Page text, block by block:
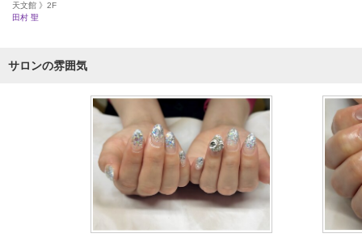
天文館 》2F
田村 聖
サロンの雰囲気